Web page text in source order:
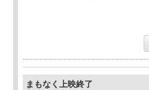
まもなく上映終了